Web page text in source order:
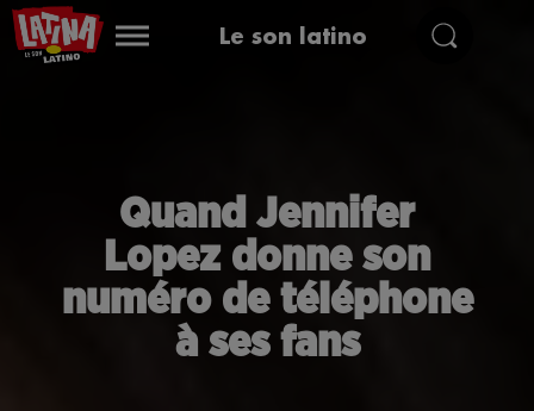
Le son latino
Quand Jennifer
Lopez donne son
numéro de téléphone
à ses fans